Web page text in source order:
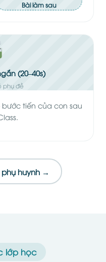
Bài làm sau
(20–40s)
phụ đề
bước tiến của con sau
huynh →
lớp học